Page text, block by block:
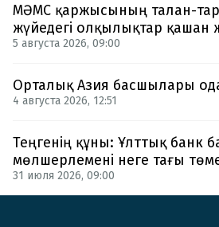
МӘМС қаржысының талан-
жүйедегі олқылықтар қашан
5 августа 2026, 09:00
Орталық Азия басшылары
4 августа 2026, 12:51
Теңгенің құны: Ұлттық банк
мөлшерлемені неге тағы
31 июля 2026, 09:00